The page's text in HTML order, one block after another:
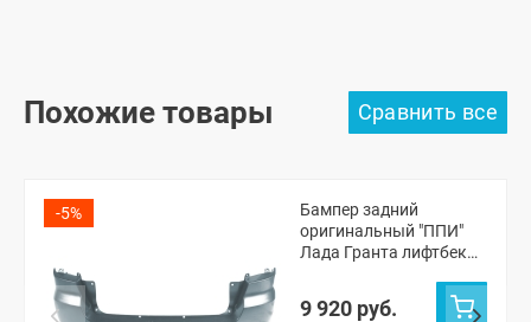
Похожие товары
-5%
Бампер задний
оригинальный "ППИ"
Лада Гранта лифтбек
9 920 руб.